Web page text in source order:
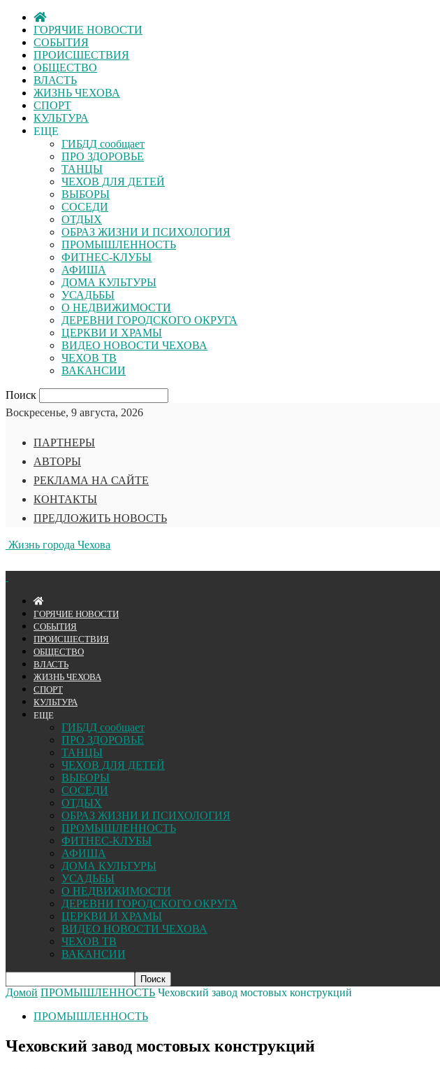
ГОРЯЧИЕ НОВОСТИ
СОБЫТИЯ
ПРОИСШЕСТВИЯ
ОБЩЕСТВО
ВЛАСТЬ
ЖИЗНЬ ЧЕХОВА
СПОРТ
КУЛЬТУРА
ЕЩЕ
ГИБДД сообщает
ПРО ЗДОРОВЬЕ
ТАНЦЫ
ЧЕХОВ ДЛЯ ДЕТЕЙ
ВЫБОРЫ
СОСЕДИ
ОТДЫХ
ОБРАЗ ЖИЗНИ И ПСИХОЛОГИЯ
ПРОМЫШЛЕННОСТЬ
ФИТНЕС-КЛУБЫ
АФИША
ДОМА КУЛЬТУРЫ
УСАДЬБЫ
О НЕДВИЖИМОСТИ
ДЕРЕВНИ ГОРОДСКОГО ОКРУГА
ЦЕРКВИ И ХРАМЫ
ВИДЕО НОВОСТИ ЧЕХОВА
ЧЕХОВ ТВ
ВАКАНСИИ
Поиск
Воскресенье, 9 августа, 2026
ПАРТНЕРЫ
АВТОРЫ
РЕКЛАМА НА САЙТЕ
КОНТАКТЫ
ПРЕДЛОЖИТЬ НОВОСТЬ
Жизнь города Чехова
ГОРЯЧИЕ НОВОСТИ
СОБЫТИЯ
ПРОИСШЕСТВИЯ
ОБЩЕСТВО
ВЛАСТЬ
ЖИЗНЬ ЧЕХОВА
СПОРТ
КУЛЬТУРА
ЕЩЕ
ГИБДД сообщает
ПРО ЗДОРОВЬЕ
ТАНЦЫ
ЧЕХОВ ДЛЯ ДЕТЕЙ
ВЫБОРЫ
СОСЕДИ
ОТДЫХ
ОБРАЗ ЖИЗНИ И ПСИХОЛОГИЯ
ПРОМЫШЛЕННОСТЬ
ФИТНЕС-КЛУБЫ
АФИША
ДОМА КУЛЬТУРЫ
УСАДЬБЫ
О НЕДВИЖИМОСТИ
ДЕРЕВНИ ГОРОДСКОГО ОКРУГА
ЦЕРКВИ И ХРАМЫ
ВИДЕО НОВОСТИ ЧЕХОВА
ЧЕХОВ ТВ
ВАКАНСИИ
Домой ПРОМЫШЛЕННОСТЬ Чеховский завод мостовых конструкций
ПРОМЫШЛЕННОСТЬ
Чеховский завод мостовых конструкций